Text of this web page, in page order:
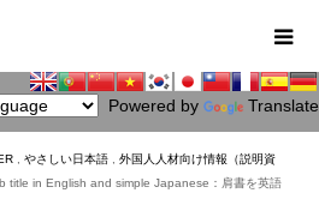
Powered by Translate
やさしい日本語
外国人人材向け情報（説明資
title in English and simple Japanese：肩書を英語